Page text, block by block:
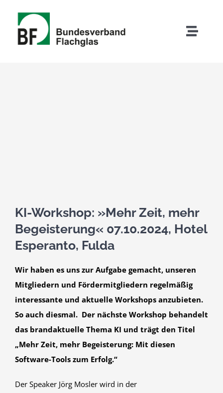
springen
Toggle
KI-Workshop: »Mehr Zeit, mehr
Begeisterung« 07.10.2024, Hotel
Esperanto, Fulda
Wir haben es uns zur Aufgabe gemacht, unseren
Mitgliedern und Fördermitgliedern regelmäßig
interessante und aktuelle Workshops anzubieten.
So auch diesmal. Der nächste Workshop behandelt
das brandaktuelle Thema KI und trägt den Titel
„Mehr Zeit, mehr Begeisterung: Mit diesen
Software-Tools zum Erfolg.“
Der Speaker Jörg Mosler wird in der